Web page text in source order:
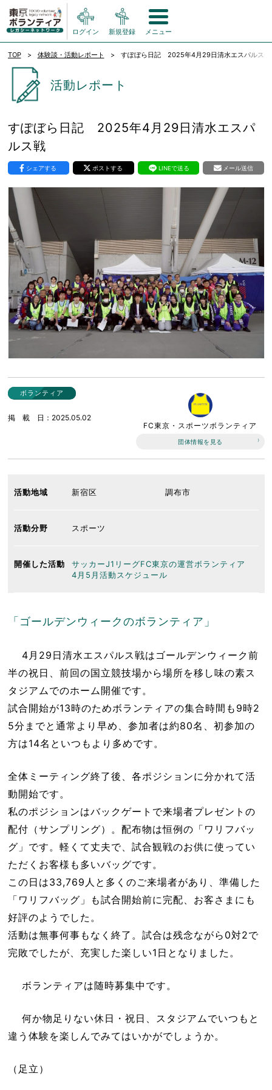
ログイン 新規登録 メニュー
TOP 体験談・活動レポート すぽぼら日記 2025年4月29日清水エスパルス戦
活動レポート
すぽぼら日記 2025年4月29日清水エスパ
ルス戦
シェアする ポストする LINEで送る メール送信
ボランティア
掲載日
2025.05.02
FC東京・スポーツボランティア
団体情報を見る
活動地域 新宿区 調布市
活動分野 スポーツ
開催した活動
サッカーJ1リーグFC東京の運営ボランティア
4月5月活動スケジュール
「ゴールデンウィークのボランティア」
4月29日清水エスパルス戦はゴールデンウィーク前
半の祝日、前回の国立競技場から場所を移し味の素ス
タジアムでのホーム開催です。
試合開始が13時のためボランティアの集合時間も9時2
5分までと通常より早め、参加者は約80名、初参加の
方は14名といつもより多めです。
全体ミーティング終了後、各ポジションに分かれて活
動開始です。
私のポジションはバックゲートで来場者プレゼントの
配付（サンプリング）。配布物は恒例の「ワリフバッ
グ」です。軽くて丈夫で、試合観戦のお供に使ってい
ただくお客様も多いバッグです。
この日は33,769人と多くのご来場者があり、準備した
「ワリフバッグ」も試合開始前に完配、お客さまにも
好評のようでした。
活動は無事何事もなく終了。試合は残念ながら0対2で
完敗でしたが、充実した楽しい1日となりました。
ボランティアは随時募集中です。
何か物足りない休日・祝日、スタジアムでいつもと
違う体験を楽しんでみてはいかがでしょうか。
（足立）